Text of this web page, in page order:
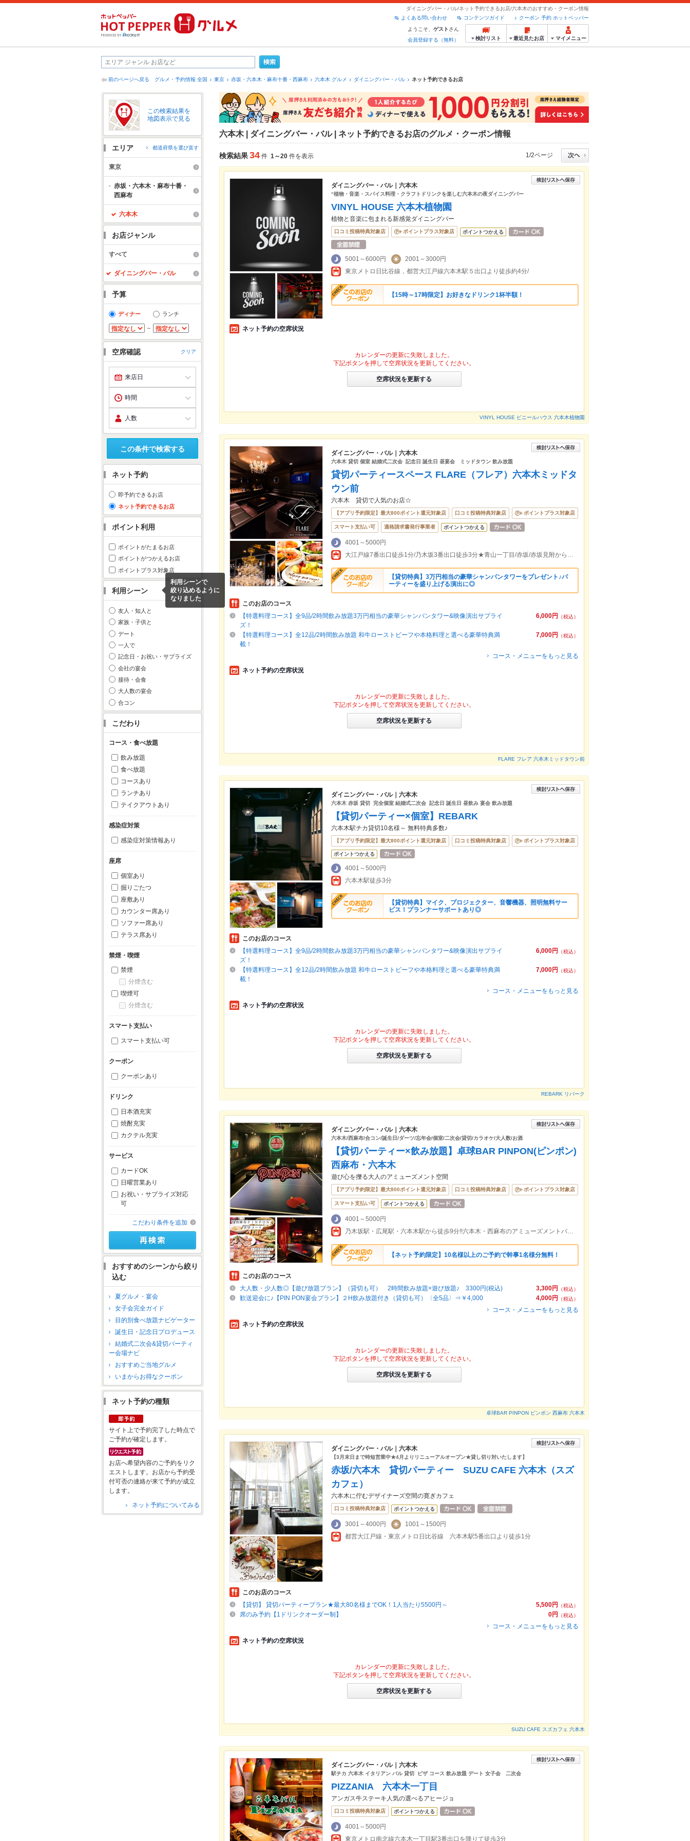
ダイニングバー・バル/ネット予約できるお店/六本木のおすすめ・クーポン情報
クーポン 予約 ホットペッパー
コンテンツガイド
よくある問い合わせ
ようこそ、 ゲスト さん
会員登録する（無料）
検討リスト 最近見たお店 マイメニュー
前のページへ戻る グルメ・予約情報 全国 東京 赤坂・六本木・麻布十番・西麻布 六本木 グルメ ダイニングバー・バル ネット予約できるお店
この検索結果を
地図表示で見る
エリア 都道府県を選び直す
東京
赤坂・六本木・麻布十番・
西麻布
六本木
お店ジャンル
すべて
ダイニングバー・バル
予算
ディナー ランチ
～
空席確認 クリア
この条件で検索する
ネット予約
即予約できるお店
ネット予約できるお店
ポイント利用
ポイントがたまるお店
ポイントがつかえるお店
ポイントプラス対象店
利用シーン
利用シーンで
絞り込めるように
なりました
友人・知人と
家族・子供と
デート
一人で
記念日・お祝い・サプライズ
会社の宴会
接待・会食
大人数の宴会
合コン
こだわり
コース・食べ放題
飲み放題
食べ放題
コースあり
ランチあり
テイクアウトあり
感染症対策
感染症対策情報あり
座席
個室あり
掘りごたつ
座敷あり
カウンター席あり
ソファー席あり
テラス席あり
禁煙・喫煙
禁煙
分煙含む
喫煙可
分煙含む
スマート支払い
スマート支払い可
クーポン
クーポンあり
ドリンク
日本酒充実
焼酎充実
カクテル充実
サービス
カードOK
日曜営業あり
お祝い・サプライズ対応
可
こだわり条件を追加
おすすめのシーンから絞り
込む
夏グルメ・宴会
女子会完全ガイド
目的別食べ放題ナビゲーター
誕生日・記念日プロデュース
結婚式二次会&貸切パーティ
ー会場ナビ
おすすめご当地グルメ
いまからお得なクーポン
ネット予約の種類
サイト上で予約完了した時点で
ご予約が確定します。
お店へ希望内容のご予約をリク
エストします。お店から予約受
付可否の連絡が来て予約が成立
します。
ネット予約についてみる
六本木 | ダイニングバー・バル | ネット予約できるお店のグルメ・クーポン情報
検索結果34 件 1～20 件を表示 1/2ページ
ダイニングバー・バル｜六本木
“植物・音楽・スパイス料理・クラフトドリンクを楽しむ六本木の夜ダイニングバー
VINYL HOUSE 六本木植物園
植物と音楽に包まれる新感覚ダイニングバー
口コミ投稿特典対象店 ポイントプラス対象店 ポイントつかえる
5001～6000円
2001～3000円
東京メトロ日比谷線，都営大江戸線六本木駅５出口より徒歩約4分/
【15時～17時限定】お好きなドリンク1杯半額！
ネット予約の空席状況
カレンダーの更新に失敗しました。
下記ボタンを押して空席状況を更新してください。
空席状況を更新する
VINYL HOUSE ビニールハウス 六本木植物園
ダイニングバー・バル｜六本木
六本木 貸切 個室 結婚式二次会 記念日 誕生日 昼宴会 ミッドタウン 飲み放題
貸切パーティースペース FLARE（フレア）六本木ミッドタ
ウン前
六本木 貸切で人気のお店☆
【アプリ予約限定】最大800ポイント還元対象店 口コミ投稿特典対象店 ポイントプラス対象店
スマート支払い可 適格請求書発行事業者 ポイントつかえる
4001～5000円
大江戸線7番出口徒歩1分/乃木坂3番出口徒歩3分★青山一丁目/赤坂/赤坂見附から車7分。貸切14名様～ 無料特典多数♪
【貸切特典】3万円相当の豪華シャンパンタワーをプレゼント♪パ
ーティーを盛り上げる演出に◎
このお店のコース
6,000円
（税込）
【特選料理コース】全9品/2時間飲み放題3万円相当の豪華シャンパンタワー&映像演出サプライ
ズ！
7,000円
（税込）
【特選料理コース】全12品/2時間飲み放題 和牛ローストビーフや本格料理と選べる豪華特典満
載！
コース・メニューをもっと見る
ネット予約の空席状況
カレンダーの更新に失敗しました。
下記ボタンを押して空席状況を更新してください。
空席状況を更新する
FLARE フレア 六本木ミッドタウン前
ダイニングバー・バル｜六本木
六本木 赤坂 貸切 完全個室 結婚式二次会 記念日 誕生日 昼飲み 宴会 飲み放題
【貸切パーティー×個室】REBARK
六本木駅チカ貸切10名様～ 無料特典多数♪
【アプリ予約限定】最大800ポイント還元対象店 口コミ投稿特典対象店 ポイントプラス対象店
ポイントつかえる
4001～5000円
六本木駅徒歩3分
【貸切特典】マイク、プロジェクター、音響機器、照明無料サー
ビス！プランナーサポートあり◎
このお店のコース
6,000円
（税込）
【特選料理コース】全9品/2時間飲み放題3万円相当の豪華シャンパンタワー&映像演出サプライ
ズ！
7,000円
（税込）
【特選料理コース】全12品/2時間飲み放題 和牛ローストビーフや本格料理と選べる豪華特典満
載！
コース・メニューをもっと見る
ネット予約の空席状況
カレンダーの更新に失敗しました。
下記ボタンを押して空席状況を更新してください。
空席状況を更新する
REBARK リバーク
ダイニングバー・バル｜六本木
六本木/西麻布/合コン/誕生日/ダーツ/忘年会/個室/二次会/貸切/カラオケ/大人数/お酒
【貸切パーティー×飲み放題】卓球BAR PINPON(ピンポン)
西麻布・六本木
遊び心を擽る大人のアミューズメント空間
【アプリ予約限定】最大800ポイント還元対象店 口コミ投稿特典対象店 ポイントプラス対象店
スマート支払い可 ポイントつかえる
4001～5000円
乃木坂駅・広尾駅・六本木駅から徒歩9分!!六本木・西麻布のアミューズメントバー★コスパ最強☆貸切パーティー４000円～
【ネット予約限定】10名様以上のご予約で幹事1名様分無料！
このお店のコース
3,300円
（税込）
大人数・少人数◎【遊び放題プラン】（貸切も可） 2時間飲み放題×遊び放題♪ 3300円(税込)
4,000円
（税込）
歓送迎会に♪【PIN PON宴会プラン】２H飲み放題付き（貸切も可）〈全5品〉⇒￥4,000
コース・メニューをもっと見る
ネット予約の空席状況
カレンダーの更新に失敗しました。
下記ボタンを押して空席状況を更新してください。
空席状況を更新する
卓球BAR PINPON ピンポン 西麻布 六本木
ダイニングバー・バル｜六本木
【3月末日まで時短営業中★4月よりリニューアルオープン★貸し切り対いたします】
赤坂/六本木 貸切パーティー SUZU CAFE 六本木（スズ
カフェ）
六本木に佇むデザイナーズ空間の寛ぎカフェ
口コミ投稿特典対象店 ポイントつかえる
3001～4000円
1001～1500円
都営大江戸線・東京メトロ日比谷線 六本木駅5番出口より徒歩1分
このお店のコース
5,500円
（税込）
【貸切】 貸切パーティープラン★最大80名様までOK！1人当たり5500円～
0円
（税込）
席のみ予約【1ドリンクオーダー制】
コース・メニューをもっと見る
ネット予約の空席状況
カレンダーの更新に失敗しました。
下記ボタンを押して空席状況を更新してください。
空席状況を更新する
SUZU CAFE スズカフェ 六本木
ダイニングバー・バル｜六本木
駅チカ 六本木 イタリアン バル 貸切 ピザ コース 飲み放題 デート 女子会 二次会
PIZZANIA 六本木一丁目
アンガス牛ステーキ人気の選べるアヒージョ
口コミ投稿特典対象店 ポイントつかえる
4001～5000円
東京メトロ南北線六本木一丁目駅3番出口を降りて徒歩3分